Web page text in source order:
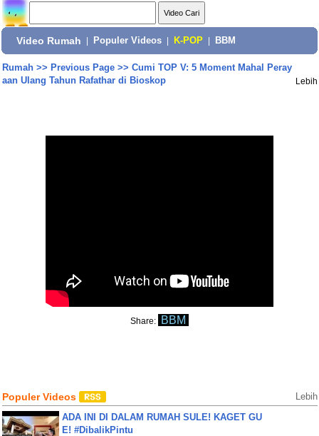
Video Rumah Populer Videos K-POP BBM
Rumah>> Previous Page>> Cumi TOP V: 5 Moment Mahal Peray
aan Ulang Tahun Rafathar di Bioskop
Lebih
Share: BBM
Populer Videos Lebih
ADA INI DI DALAM RUMAH SULE! KAGET GU
E! #DibalikPintu